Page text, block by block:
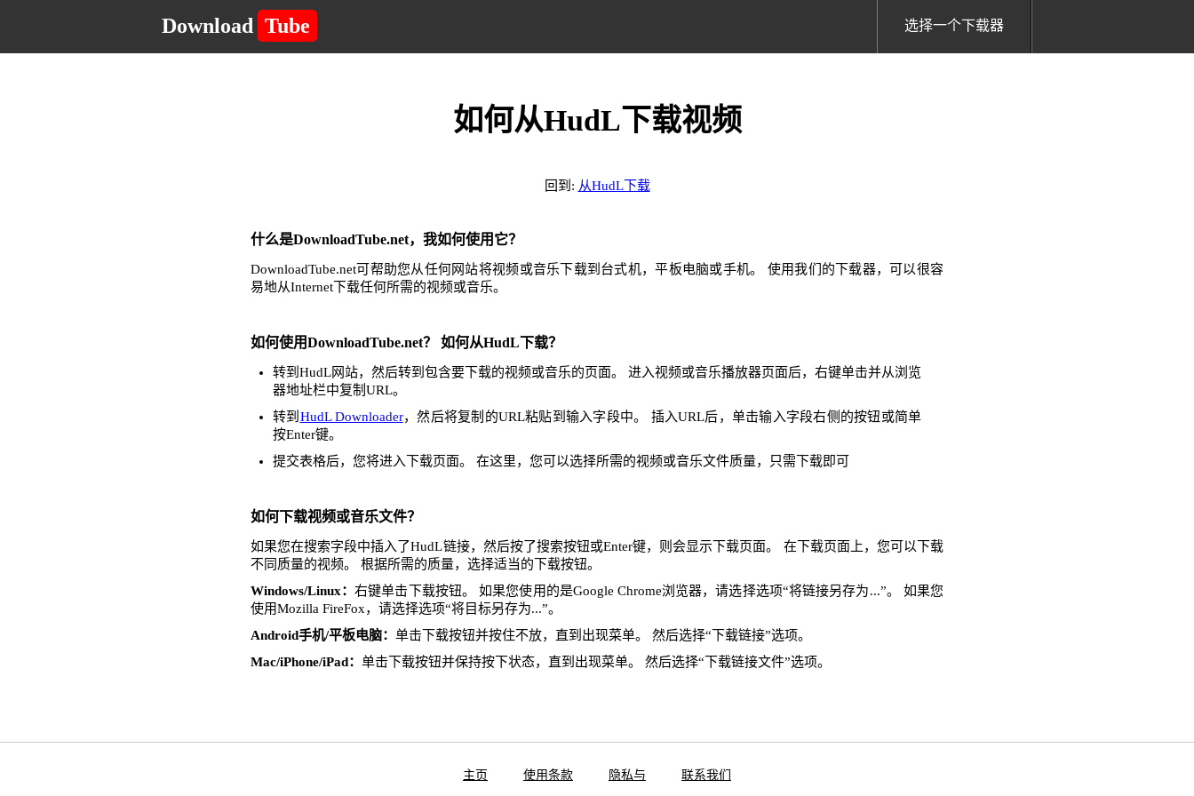
Download Tube 选择一个下载器
如何从HudL下载视频
回到: 从HudL下载
什么是DownloadTube.net，我如何使用它？
DownloadTube.net可帮助您从任何网站将视频或音乐下载到台式机，平板电脑或手机。 使用我们的下载器，可以很容
易地从Internet下载任何所需的视频或音乐。
如何使用DownloadTube.net？ 如何从HudL下载？
转到HudL网站，然后转到包含要下载的视频或音乐的页面。 进入视频或音乐播放器页面后，右键单击并从浏览
器地址栏中复制URL。
转到 HudL Downloader，然后将复制的URL粘贴到输入字段中。 插入URL后，单击输入字段右侧的按钮或简单
按Enter键。
提交表格后，您将进入下载页面。 在这里，您可以选择所需的视频或音乐文件质量，只需下载即可
如何下载视频或音乐文件？
如果您在搜索字段中插入了HudL链接，然后按了搜索按钮或Enter键，则会显示下载页面。 在下载页面上，您可以下载
不同质量的视频。 根据所需的质量，选择适当的下载按钮。
Windows/Linux：右键单击下载按钮。 如果您使用的是Google Chrome浏览器，请选择选项“将链接另存为...”。 如果您
使用Mozilla FireFox，请选择选项“将目标另存为...”。
Android手机/平板电脑： 单击下载按钮并按住不放，直到出现菜单。 然后选择“下载链接”选项。
Mac/iPhone/iPad： 单击下载按钮并保持按下状态，直到出现菜单。 然后选择“下载链接文件”选项。
主页 使用条款 隐私与 联系我们